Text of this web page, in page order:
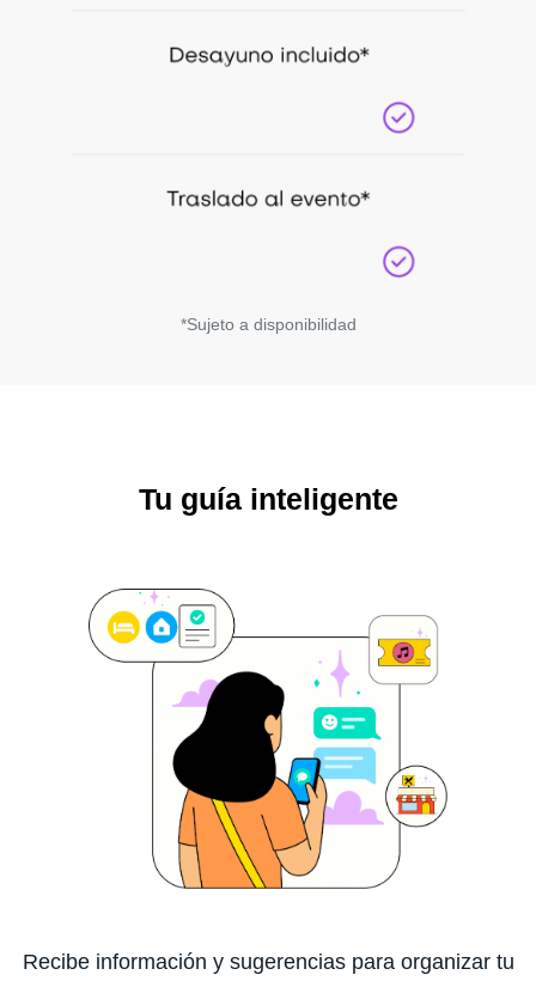
*Sujeto a disponibilidad
Tu guía inteligente
Recibe información y sugerencias para organizar tu